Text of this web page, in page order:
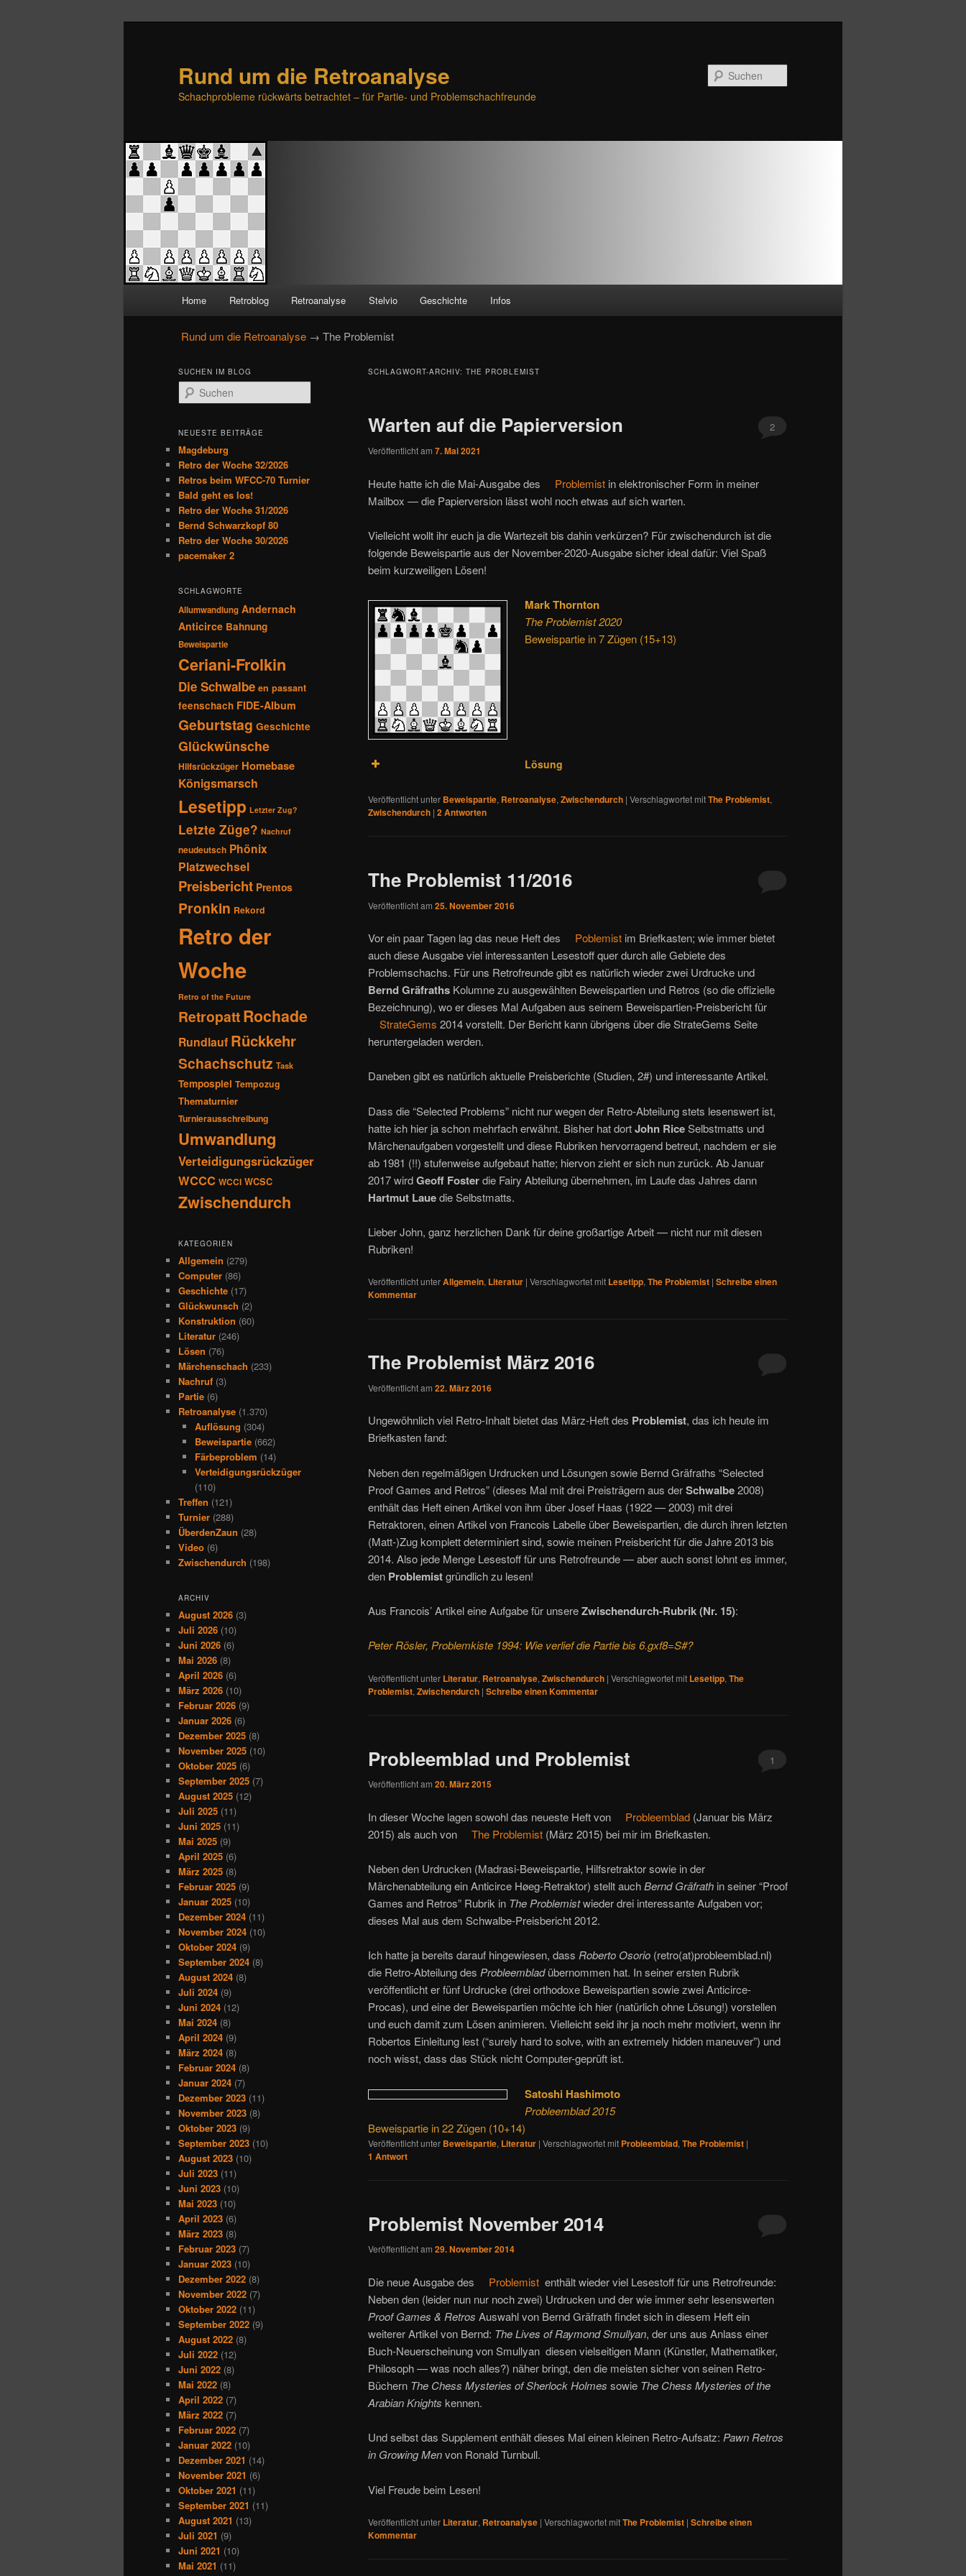
Rund um die Retroanalyse
Schachprobleme rückwärts betrachtet – für Partie- und Problemschachfreunde
Zum
primären
Inhalt
springen
Zum
sekundären
Inhalt
springen
Home Retroblog Retroanalyse Stelvio Geschichte Infos
Rund um die Retroanalyse → The Problemist
SCHLAGWORT-ARCHIV: THE PROBLEMIST
Warten auf die Papierversion
Veröffentlicht am 7. Mai 2021
2
Heute hatte ich die Mai-Ausgabe des Problemist in elektronischer Form in meiner
Mailbox — die Papierversion lässt wohl noch etwas auf sich warten.
Vielleicht wollt ihr euch ja die Wartezeit bis dahin verkürzen? Für zwischendurch ist die
folgende Beweispartie aus der November-2020-Ausgabe sicher ideal dafür: Viel Spaß
beim kurzweiligen Lösen!
Mark Thornton
The Problemist 2020
Beweispartie in 7 Zügen (15+13)
Lösung
Veröffentlicht unter Beweispartie, Retroanalyse, Zwischendurch | Verschlagwortet mitThe Problemist,
Zwischendurch | 2Antworten
The Problemist 11/2016
Veröffentlicht am 25. November 2016
Vor ein paar Tagen lag das neue Heft des Poblemist im Briefkasten; wie immer bietet
auch diese Ausgabe viel interessanten Lesestoff quer durch alle Gebiete des
Problemschachs. Für uns Retrofreunde gibt es natürlich wieder zwei Urdrucke und
Bernd Gräfraths Kolumne zu ausgewählten Beweispartien und Retros (so die offizielle
Bezeichnung), wo er dieses Mal Aufgaben aus seinem Beweispartien-Preisbericht für
StrateGems 2014 vorstellt. Der Bericht kann übrigens über die StrateGems Seite
heruntergeladen werden.
Daneben gibt es natürlich aktuelle Preisberichte (Studien, 2#) und interessante Artikel.
Dass die “Selected Problems” nicht nur wegen der Retro-Abteilung stets lesenswert ist,
hatte ich hier ja schon mehrfach erwähnt. Bisher hat dortJohn RiceSelbstmatts und
Märchenaufgaben vorgestellt und diese Rubriken hervorragend betreut, nachdem er sie
ab 1981 (!!) stufenweise aufgebaut hatte; hiervon zieht er sich nun zurück. Ab Januar
2017 wirdGeoff Fosterdie Fairy Abteilung übernehmen, im Laufe das Jahres dann
Hartmut Lauedie Selbstmatts.
Lieber John, ganz herzlichen Dank für deine großartige Arbeit — nicht nur mit diesen
Rubriken!
Veröffentlicht unterAllgemein, Literatur | Verschlagwortet mit Lesetipp, The Problemist | Schreibe einen
Kommentar
The Problemist März 2016
Veröffentlicht am 22. März 2016
Ungewöhnlich viel Retro-Inhalt bietet das März-Heft des Problemist, das ich heute im
Briefkasten fand:
Neben den regelmäßigen Urdrucken und Lösungen sowie Bernd Gräfraths “Selected
Proof Games and Retros” (dieses Mal mit drei Preisträgern aus derSchwalbe2008)
enthält das Heft einen Artikel von ihm über Josef Haas (1922 — 2003) mit drei
Retraktoren, einen Artikel von Francois Labelle über Beweispartien, die durch ihren letzten
(Matt-)Zug komplett determiniert sind, sowie meinen Preisbericht für die Jahre 2013 bis
2014. Also jede Menge Lesestoff für uns Retrofreunde — aber auch sonst lohnt es immer,
den Problemistgründlich zu lesen!
Aus Francois’ Artikel eine Aufgabe für unsereZwischendurch-Rubrik (Nr. 15):
Peter Rösler, Problemkiste 1994: Wie verlief die Partie bis 6.gxf8=S#?
Veröffentlicht unter Literatur, Retroanalyse, Zwischendurch | Verschlagwortet mit Lesetipp, The
Problemist, Zwischendurch | Schreibe einen Kommentar
Probleemblad und Problemist
Veröffentlicht am 20. März 2015
1
In dieser Woche lagen sowohl das neueste Heft von Probleemblad (Januar bis März
2015) als auch von
The Problemist (März 2015) bei mir im Briefkasten.
Neben den Urdrucken (Madrasi-Beweispartie, Hilfsretraktor sowie in der
Märchenabteilung ein Anticirce Høeg-Retraktor) stellt auchBernd Gräfrath in seiner “Proof
Games and Retros” Rubrik in The Problemistwieder drei interessante Aufgaben vor;
dieses Mal aus dem Schwalbe-Preisbericht 2012.
Ich hatte ja bereits darauf hingewiesen, dass Roberto Osorio (retro(at)probleemblad.nl)
die Retro-Abteilung des Probleembladübernommen hat. In seiner ersten Rubrik
veröffentlicht er fünf Urdrucke (drei orthodoxe Beweispartien sowie zwei Anticirce-
Procas), und eine der Beweispartien möchte ich hier (natürlich ohne Lösung!) vorstellen
und euch damit zum Lösen animieren. Vielleicht seid ihr ja noch mehr motiviert, wenn ihr
Robertos Einleitung lest (“surely hard to solve, with an extremely hidden maneuver”) und
noch wisst, dass das Stück nicht Computer-geprüft ist.
Satoshi Hashimoto
Probleemblad 2015
Beweispartie in 22 Zügen (10+14)
Veröffentlicht unter Beweispartie, Literatur | Verschlagwortet mit Probleemblad, The Problemist |
1 Antwort
Problemist November 2014
Veröffentlicht am 29. November 2014
Die neue Ausgabe des Problemist enthält wieder viel Lesestoff für uns Retrofreunde:
Neben den (leider nun nur noch zwei) Urdrucken und der wie immer sehr lesenswerten
Proof Games & Retros Auswahl von Bernd Gräfrath findet sich in diesem Heft ein
weiterer Artikel von Bernd: The Lives of Raymond Smullyan, der uns aus Anlass einer
Buch-Neuerscheinung von Smullyan diesen vielseitigen Mann (Künstler, Mathematiker,
Philosoph — was noch alles?) näher bringt, den die meisten sicher von seinen Retro-
Büchern The Chess Mysteries of Sherlock Holmes sowie The Chess Mysteries of the
Arabian Knights kennen.
Und selbst das Supplement enthält dieses Mal einen kleinen Retro-Aufsatz: Pawn Retros
in Growing Menvon Ronald Turnbull.
Viel Freude beim Lesen!
Veröffentlicht unter Literatur, Retroanalyse | Verschlagwortet mitThe Problemist | Schreibe einen
Kommentar
SUCHEN IM BLOG
u
h
n
NEUESTE BEITRÄGE
Magdeburg
Retro der Woche 32/2026
Retros beim WFCC-70 Turnier
Bald geht es los!
Retro der Woche 31/2026
Bernd Schwarzkopf 80
Retro der Woche 30/2026
pacemaker 2
SCHLAGWORTE
Allumwandlung Andernach
Anticirce Bahnung
Beweispartie
Ceriani-Frolkin
Die Schwalbe en passant
feenschach FIDE-Album
Geburtstag Geschichte
Glückwünsche
Hilfsrückzüger Homebase
Königsmarsch
Lesetipp Letzter Zug?
Letzte Züge? Nachruf
neudeutsch Phönix
Platzwechsel
Preisbericht Prentos
Pronkin Rekord
Retro der
Woche
Retro of the Future
RetropattRochade
Rundlauf Rückkehr
Schachschutz Task
Tempospiel Tempozug
Thematurnier
Turnierausschreibung
Umwandlung
Verteidigungsrückzüger
WCCC WCCI WCSC
Zwischendurch
KATEGORIEN
Allgemein (279)
Computer (86)
Geschichte (17)
Glückwunsch (2)
Konstruktion (60)
Literatur (246)
Lösen (76)
Märchenschach (233)
Nachruf (3)
Partie (6)
Retroanalyse (1.370)
Auflösung (304)
Beweispartie(662)
Färbeproblem (14)
Verteidigungsrückzüger
(110)
Treffen (121)
Turnier (288)
ÜberdenZaun (28)
Video (6)
Zwischendurch (198)
ARCHIV
August 2026 (3)
Juli 2026 (10)
Juni 2026 (6)
Mai 2026 (8)
April 2026 (6)
März 2026 (10)
Februar 2026 (9)
Januar 2026 (6)
Dezember 2025 (8)
November 2025 (10)
Oktober 2025 (6)
September 2025 (7)
August 2025 (12)
Juli 2025 (11)
Juni 2025 (11)
Mai 2025 (9)
April 2025 (6)
März 2025 (8)
Februar 2025 (9)
Januar 2025 (10)
Dezember 2024 (11)
November 2024 (10)
Oktober 2024 (9)
September 2024 (8)
August 2024 (8)
Juli 2024 (9)
Juni 2024 (12)
Mai 2024 (8)
April 2024 (9)
März 2024 (8)
Februar 2024 (8)
Januar 2024 (7)
Dezember 2023 (11)
November 2023 (8)
Oktober 2023 (9)
September 2023 (10)
August 2023 (10)
Juli 2023 (11)
Juni 2023 (10)
Mai 2023 (10)
April 2023 (6)
März 2023 (8)
Februar 2023 (7)
Januar 2023 (10)
Dezember 2022 (8)
November 2022 (7)
Oktober 2022 (11)
September 2022 (9)
August 2022 (8)
Juli 2022 (12)
Juni 2022 (8)
Mai 2022 (8)
April 2022 (7)
März 2022 (7)
Februar 2022 (7)
Januar 2022 (10)
Dezember 2021 (14)
November 2021 (6)
Oktober 2021 (11)
September 2021 (11)
August 2021 (13)
Juli 2021 (9)
Juni 2021 (10)
Mai 2021 (11)